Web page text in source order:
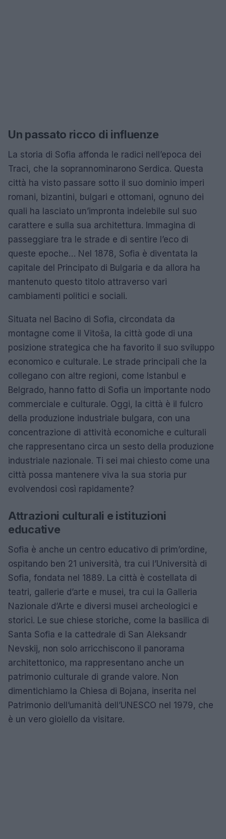
Un passato ricco di influenze
La storia di Sofia affonda le radici nell’epoca dei
Traci, che la soprannominarono Serdica. Questa
città ha visto passare sotto il suo dominio imperi
romani, bizantini, bulgari e ottomani, ognuno dei
quali ha lasciato un’impronta indelebile sul suo
carattere e sulla sua architettura. Immagina di
passeggiare tra le strade e di sentire l’eco di
queste epoche… Nel 1878, Sofia è diventata la
capitale del Principato di Bulgaria e da allora ha
mantenuto questo titolo attraverso vari
cambiamenti politici e sociali.
Situata nel Bacino di Sofia, circondata da
montagne come il Vitoša, la città gode di una
posizione strategica che ha favorito il suo sviluppo
economico e culturale. Le strade principali che la
collegano con altre regioni, come Istanbul e
Belgrado, hanno fatto di Sofia un importante nodo
commerciale e culturale. Oggi, la città è il fulcro
della produzione industriale bulgara, con una
concentrazione di attività economiche e culturali
che rappresentano circa un sesto della produzione
industriale nazionale. Ti sei mai chiesto come una
città possa mantenere viva la sua storia pur
evolvendosi così rapidamente?
Attrazioni culturali e istituzioni
educative
Sofia è anche un centro educativo di prim’ordine,
ospitando ben 21 università, tra cui l’Università di
Sofia, fondata nel 1889. La città è costellata di
teatri, gallerie d’arte e musei, tra cui la Galleria
Nazionale d’Arte e diversi musei archeologici e
storici. Le sue chiese storiche, come la basilica di
Santa Sofia e la cattedrale di San Aleksandr
Nevskij, non solo arricchiscono il panorama
architettonico, ma rappresentano anche un
patrimonio culturale di grande valore. Non
dimentichiamo la Chiesa di Bojana, inserita nel
Patrimonio dell’umanità dell’UNESCO nel 1979, che
è un vero gioiello da visitare.